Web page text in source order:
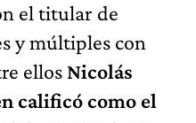
el titular de
y múltiples con
ellos Nicolás
calificó como el